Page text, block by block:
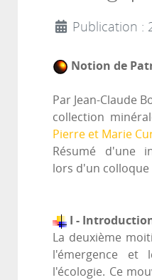
Publication :
Notion de
Par Jean-Claude
collection
Pierre et Marie
Résumé d'une
lors d'un colloque
I -
La deuxième
l'émergence et
l'écologie. Ce